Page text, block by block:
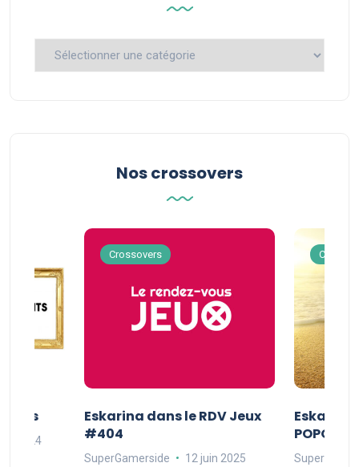
Nos crossovers
2024
Crossovers
Eskarina dans le RDV Jeux
#404
SuperGamerside 12 juin 2025
Eskarina